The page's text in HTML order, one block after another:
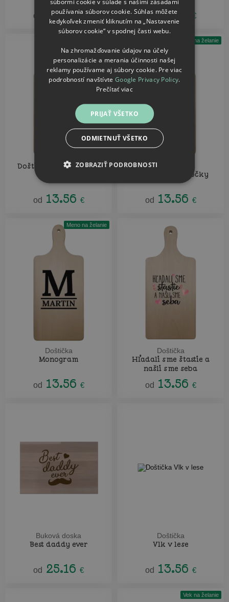
od 13.56 € od 13.56 €
Doštička Princezny sa
od 13.56 €
Meno na želanie
Doštička
Monogram - lístočky
od 13.56 €
Meno na želanie
Doštička
Monogram
od 13.56 €
Doštička
Hľadali sme štastie a
našli sme seba
od 13.56 €
Buková doska
Best daddy ever
od 25.16 €
Doštička
Vlk v lese
od 13.56 €
Vek na želanie
používania súborov cookie. Súhlas môžete
kedykoľvek zmeniť kliknutím na „Nastavenie
súborov cookie“ v spodnej časti webu.
Na zhromažďovanie údajov na účely
personalizácie a merania účinnosti našej
reklamy používame aj súbory cookie. Pre viac
podrobností navštívte Google Privacy Policy.
Prečítať viac
PRIJAŤ VŠETKO
ODMIETNUŤ VŠETKO
ZOBRAZIŤ PODROBNOSTI